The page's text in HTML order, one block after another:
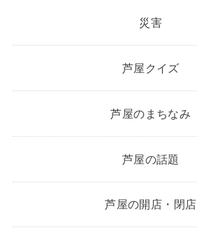
災害
芦屋クイズ
芦屋のまちなみ
芦屋の話題
芦屋の開店・閉店